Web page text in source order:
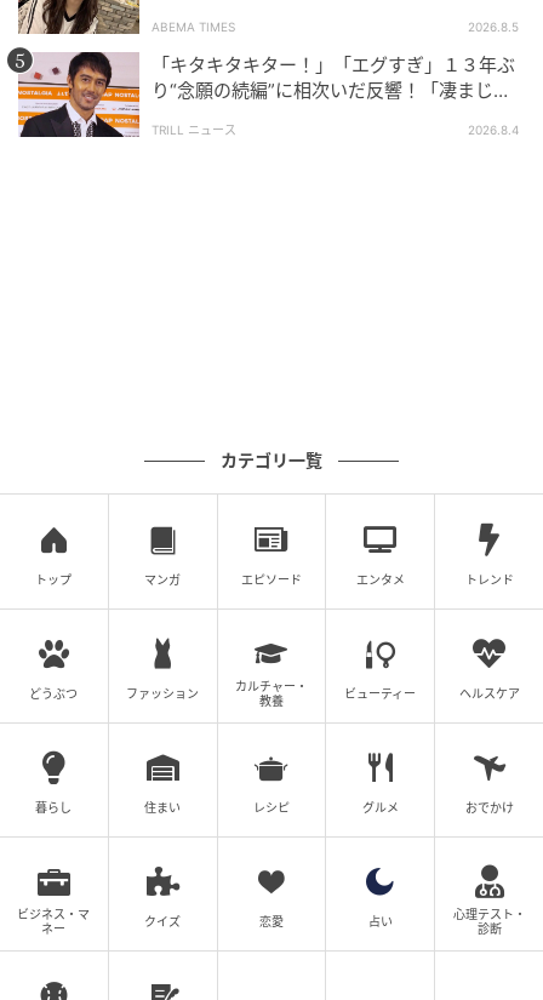
ABEMA TIMES 2026.8.5
「キタキタキター！」「エグすぎ」１３年ぶ
り“念願の続編”に相次いだ反響！「凄まじく
TRILL ニュース 2026.8.4
カテゴリ一覧
トップ マンガ エピソード エンタメ トレンド
どうぶつ ファッション
カルチャー・
教養
ビューティー ヘルスケア
暮らし 住まい レシピ グルメ おでかけ
ビジネス・マ
ネー
クイズ 恋愛 占い
心理テスト・
診断